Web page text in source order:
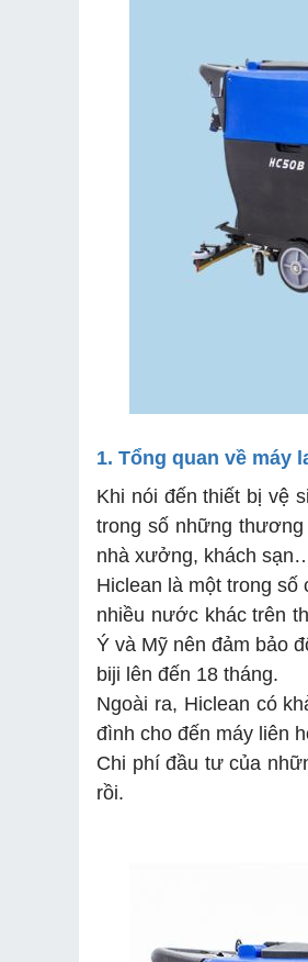
1. Tổng quan về máy
Khi nói đến thiết bị vệ
trong số những
nhà xưởng, khách
Hiclean là một trong
nhiều nước khác trên
Ý và Mỹ nên đảm bảo
biji lên đến 18 tháng.
Ngoài ra, Hiclean có
đình cho đến máy liên
Chi phí đầu tư của
rồi.